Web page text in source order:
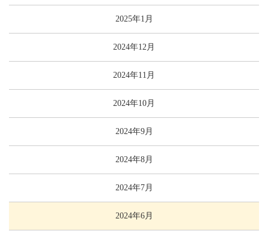
2025年1月
2024年12月
2024年11月
2024年10月
2024年9月
2024年8月
2024年7月
2024年6月